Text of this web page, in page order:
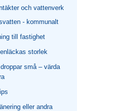
och vattenverk
- kommunalt
till fastighet
storlek
små – värda
eller andra